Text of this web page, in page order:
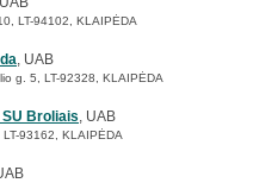
LT-94102, KLAIPĖDA
, UAB
g. 5, LT-92328, KLAIPĖDA
Broliais, UAB
93162, KLAIPĖDA